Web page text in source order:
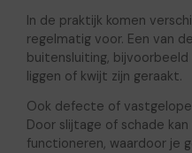
In de praktijk komen
regelmatig voor. Een van
buitensluiting,
liggen of kwijt zijn geraakt.
Ook defecte of
Door slijtage of schade
functioneren, waardoor je